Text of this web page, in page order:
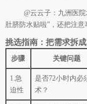
@云云子：九洲医
肚脐防水贴啦”，还把注意
挑选指南：把需求拆
步骤 关键问题
1.急
迫性
是否72小时内必
术？